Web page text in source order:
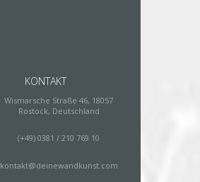
KONTAKT
Wismarsche Straße 46, 18057
Rostock, Deutschland
(+49) 0381 / 210 769 10
kontakt@deinewandkunst.com